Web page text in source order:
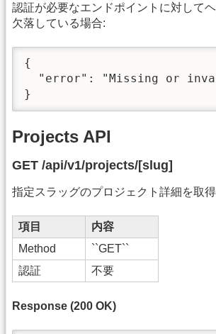
認証が必要なエンドポイントに対して
欠落している場合:
{
"error": "Missing or
}
Projects API
GET /api/v1/projects/[slug]
指定スラッグのプロジェクト詳細を取得
項目
内容
Method
``GET``
認証
不要
Response (200 OK)